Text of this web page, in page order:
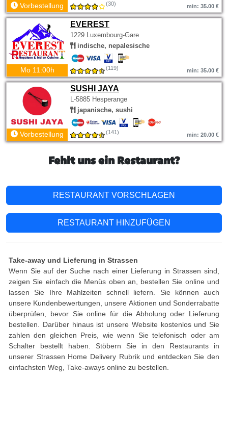
Vorbestellung (30) min: 35.00 €
EVEREST
1229 Luxembourg-Gare
indische, nepalesische
Mo 11:00h (119) min: 35.00 €
SUSHI JAYA
L-5885 Hesperange
japanische, sushi
Vorbestellung (141) min: 20.00 €
Fehlt uns ein Restaurant?
RESTAURANT VORSCHLAGEN
RESTAURANT HINZUFÜGEN
Take-away und Lieferung in Strassen
Wenn Sie auf der Suche nach einer Lieferung in Strassen sind,
zeigen Sie einfach die Menüs oben an, bestellen Sie online und
lassen Sie Ihre Mahlzeiten schnell liefern. Sie können auch
unsere Kundenbewertungen, unsere Aktionen und Sonderrabatte
überprüfen, bevor Sie online für die Abholung oder Lieferung
bestellen. Darüber hinaus ist unsere Website kostenlos und Sie
zahlen den gleichen Preis, wie wenn Sie telefonisch oder am
Schalter bestellt haben. Stöbern Sie in den Restaurants in
unserer Strassen Home Delivery Rubrik und entdecken Sie den
einfachsten Weg, Take-aways online zu bestellen.